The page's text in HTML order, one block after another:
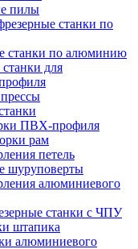
пилы
станки по
станки по алюминию
для
ПВХ-профиля
рам
петель
шуруповерты
алюминиевого
станки с ЧПУ
штапика
алюминиевого